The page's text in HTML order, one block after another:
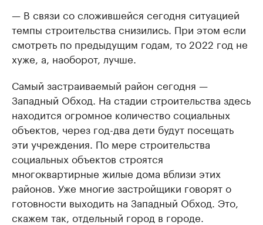
— В связи со сложившейся сегодня ситуацией
темпы строительства снизились. При этом если
смотреть по предыдущим годам, то 2022 год не
хуже, а, наоборот, лучше.
Самый застраиваемый район сегодня —
Западный Обход. На стадии строительства здесь
находится огромное количество социальных
объектов, через год-два дети будут посещать
эти учреждения. По мере строительства
социальных объектов строятся
многоквартирные жилые дома вблизи этих
районов. Уже многие застройщики говорят о
готовности выходить на Западный Обход. Это,
скажем так, отдельный город в городе.